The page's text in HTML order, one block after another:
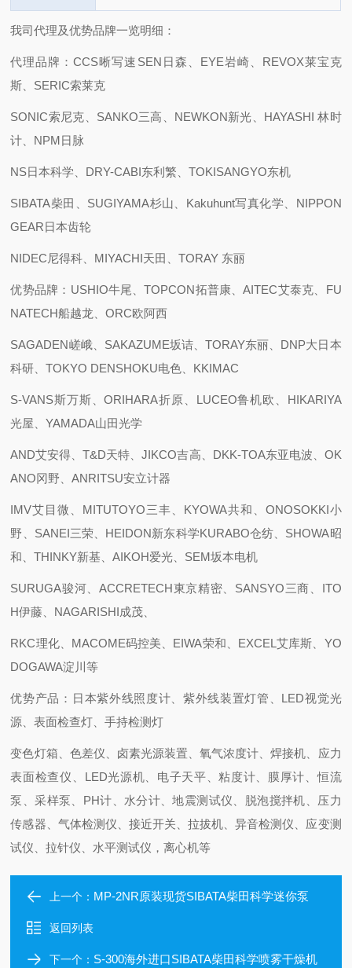
我司代理及优势品牌一览明细：
代理品牌：CCS晰写速 SEN日森、EYE岩崎、REVOX莱宝克
斯、SERIC索莱克
SONIC索尼克、SANKO三高、NEWKON新光、HAYASHI 林时
计、NPM日脉
NS日本科学、DRY-CABI东利繁、TOKISANGYO东机
SIBATA柴田、SUGIYAMA杉山、Kakuhunt写真化学、NIPPON
GEAR日本齿轮
NIDEC尼得科、MIYACHI天田、TORAY 东丽
优势品牌：USHIO牛尾、TOPCON拓普康、AITEC艾泰克、FU
NATECH船越龙、ORC欧阿西
SAGADEN嵯峨、SAKAZUME坂诘、TORAY东丽、DNP大日本
科研、TOKYO DENSHOKU电色、KKIMAC
S-VANS斯万斯、ORIHARA折原、LUCEO鲁机欧、HIKARIYA
光屋、YAMADA山田光学
AND艾安得、T&D天特、JIKCO吉高、DKK-TOA东亚电波、OK
ANO冈野、ANRITSU安立计器
IMV艾目微、MITUTOYO三丰、KYOWA共和、ONOSOKKI小
野、SANEI三荣、HEIDON新东科学KURABO仓纺、SHOWA昭
和、THINKY新基、AIKOH爱光、SEM坂本电机
SURUGA骏河、ACCRETECH東京精密、SANSYO三商、ITO
H伊藤、NAGARISHI成茂、
RKC理化、MACOME码控美、EIWA荣和、EXCEL艾库斯、YO
DOGAWA淀川等
优势产品：日本紫外线照度计、紫外线装置灯管、LED视觉光
源、表面检查灯、手持检测灯
变色灯箱、色差仪、卤素光源装置、氧气浓度计、焊接机、应力
表面检查仪、LED光源机、电子天平、粘度计、膜厚计、恒流
泵、采样泵、PH计、水分计、地震测试仪、脱泡搅拌机、压力
传感器、气体检测仪、接近开关、拉拔机、异音检测仪、应变测
试仪、拉针仪、水平测试仪，离心机等
上一个： MP-2NR原装现货SIBATA柴田科学迷你泵
返回列表
下一个： S-300海外进口SIBATA柴田科学喷雾干燥机